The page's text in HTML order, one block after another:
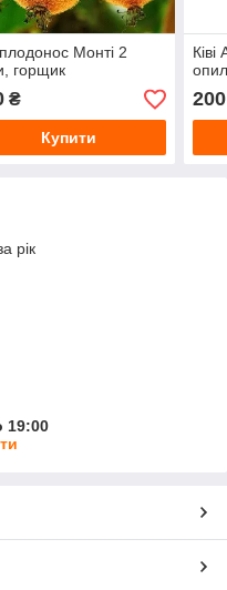
плодонос Монті 2
горщик
₴
Купити
200
рік
19:00